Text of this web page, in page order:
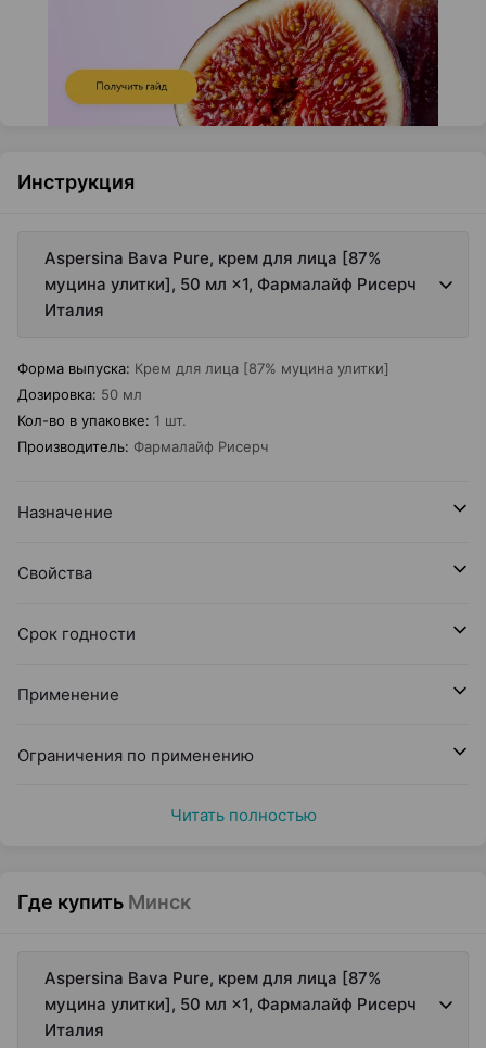
Инструкция
Aspersina Bava Pure, крем для лица [87%
муцина улитки], 50 мл ×1, Фармалайф Рисерч
Италия
Форма выпуска: Крем для лица [87% муцина улитки]
Дозировка: 50 мл
Кол-во в упаковке: 1 шт.
Производитель: Фармалайф Рисерч
Назначение
Свойства
Срок годности
Применение
Ограничения по применению
Читать полностью
Где купить Минск
Aspersina Bava Pure, крем для лица [87%
муцина улитки], 50 мл ×1, Фармалайф Рисерч
Италия